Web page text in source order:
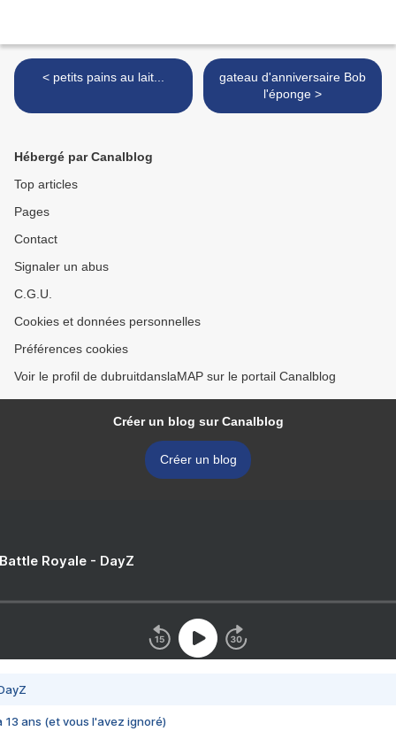
< petits pains au lait...
gateau d'anniversaire Bob
l'éponge >
Hébergé par Canalblog
Top articles
Pages
Contact
Signaler un abus
C.G.U.
Cookies et données personnelles
Préférences cookies
Voir le profil de dubruitdanslaMAP sur le portail Canalblog
Créer un blog sur Canalblog
Créer un blog
Royale - DayZ
13 ans (et vous l'avez ignoré)